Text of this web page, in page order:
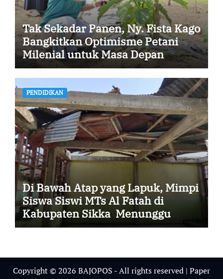
Tak Sekadar Panen, Ny. Fista Kago
Bangkitkan Optimisme Petani
Milenial untuk Masa Depan
Ketahanan Pangan Sikka
PENDIDIKAN
Di Bawah Atap yang Lapuk, Mimpi
Siswa Siswi MTs Al Fatah di
Kabupaten Sikka Menunggu
Uluran Tangan
Copyright © 2026 BAJOPOS - All rights reserved | Paper